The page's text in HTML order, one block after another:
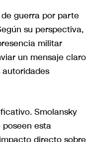
guerra por parte
su perspectiva,
militar
un mensaje claro
Smolansky
esta